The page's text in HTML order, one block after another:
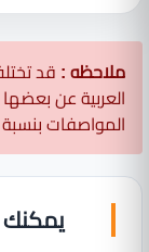
ملاحظه : قد
العربية عن
المواصفات بنسبة 100 % في حالة وجود اخطاء اتصل بنا.
يمكنك